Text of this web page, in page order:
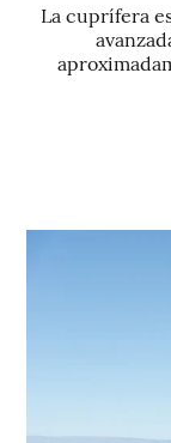
La cuprífera